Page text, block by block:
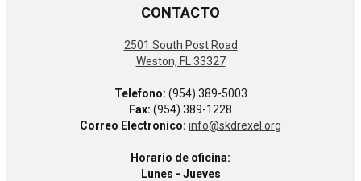
CONTACTO
2501 South Post Road
Weston, FL 33327
Telefono: (954) 389-5003
Fax: (954) 389-1228
Correo Electronico: info@skdrexel.org
Horario de oficina:
Lunes - Jueves